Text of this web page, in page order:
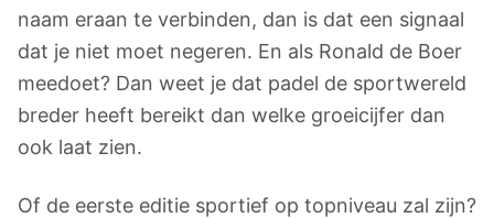
naam eraan te verbinden, dan is dat een signaal
dat je niet moet negeren. En als Ronald de Boer
meedoet? Dan weet je dat padel de sportwereld
breder heeft bereikt dan welke groeicijfer dan
ook laat zien.
Of de eerste editie sportief op topniveau zal zijn?